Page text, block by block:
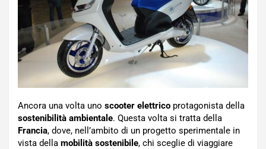
Ancora una volta uno scooter elettrico protagonista della
sostenibilità ambientale. Questa volta si tratta della
Francia, dove, nell’ambito di un progetto sperimentale in
vista della mobilità sostenibile, chi sceglie di viaggiare